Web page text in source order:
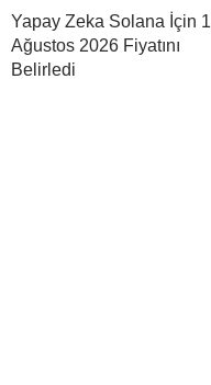
Yapay Zeka Solana İçin 1
Ağustos 2026 Fiyatını
Belirledi